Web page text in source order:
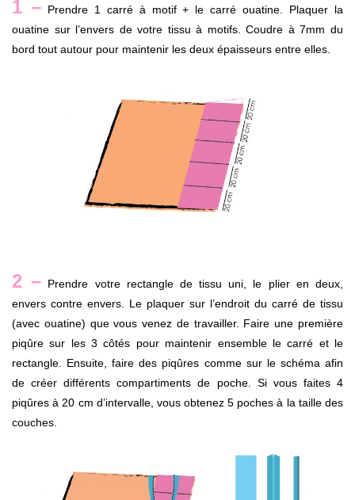
1 –Prendre 1 carré à motif + le carré ouatine. Plaquer la
ouatine sur l’envers de votre tissu à motifs. Coudre à 7mm du
bord tout autour pour maintenir les deux épaisseurs entre elles.
2 – Prendre votre rectangle de tissu uni, le plier en deux,
envers contre envers. Le plaquer sur l’endroit du carré de tissu
(avec ouatine) que vous venez de travailler. Faire une première
piqûre sur les 3 côtés pour maintenir ensemble le carré et le
rectangle. Ensuite, faire des piqûres comme sur le schéma afin
de créer différents compartiments de poche. Si vous faites 4
piqûres à 20 cm d’intervalle, vous obtenez 5 poches à la taille des
couches.